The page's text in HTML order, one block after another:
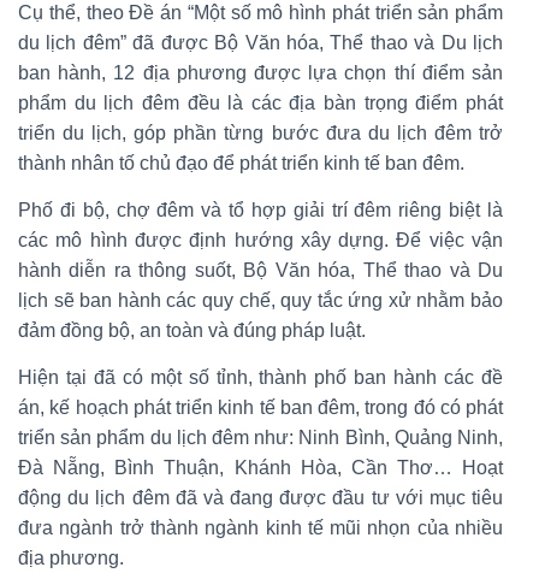
Cụ thể, theo Đề án “Một số mô hình phát triển sản phẩm
du lịch đêm” đã được Bộ Văn hóa, Thể thao và Du lịch
ban hành, 12 địa phương được lựa chọn thí điểm sản
phẩm du lịch đêm đều là các địa bàn trọng điểm phát
triển du lịch, góp phần từng bước đưa du lịch đêm trở
thành nhân tố chủ đạo để phát triển kinh tế ban đêm.
Phố đi bộ, chợ đêm và tổ hợp giải trí đêm riêng biệt là
các mô hình được định hướng xây dựng. Để việc vận
hành diễn ra thông suốt, Bộ Văn hóa, Thể thao và Du
lịch sẽ ban hành các quy chế, quy tắc ứng xử nhằm bảo
đảm đồng bộ, an toàn và đúng pháp luật.
Hiện tại đã có một số tỉnh, thành phố ban hành các đề
án, kế hoạch phát triển kinh tế ban đêm, trong đó có phát
triển sản phẩm du lịch đêm như: Ninh Bình, Quảng Ninh,
Đà Nẵng, Bình Thuận, Khánh Hòa, Cần Thơ… Hoạt
động du lịch đêm đã và đang được đầu tư với mục tiêu
đưa ngành trở thành ngành kinh tế mũi nhọn của nhiều
địa phương.